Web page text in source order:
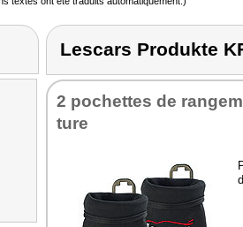
Lescars Produkte
2 pochettes de
ture